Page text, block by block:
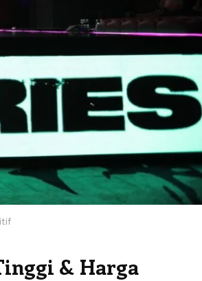
& Harga